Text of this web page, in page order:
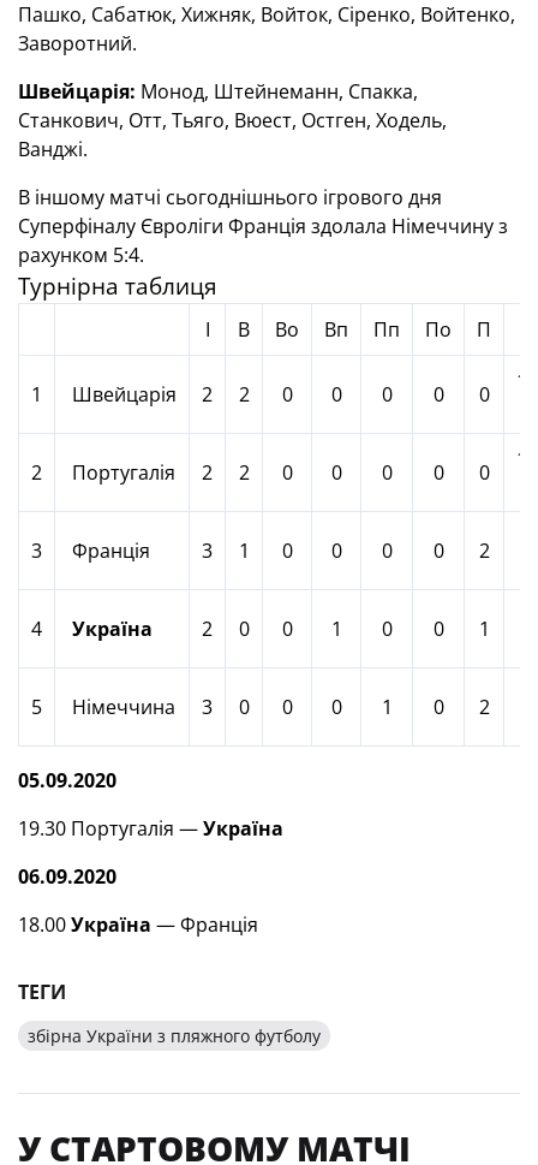
Пашко, Сабатюк, Хижняк, Войток, Сіренко, Войтенко,
Заворотний.
Швейцарія: Монод, Штейнеманн, Спакка,
Станкович, Отт, Тьяго, Вюест, Остген, Ходель,
Ванджі.
В іншому матчі сьогоднішнього ігрового дня
Суперфіналу Євроліги Франція здолала Німеччину з
рахунком 5:4.
Турнірна таблиця
І В Во Вп Пп По П
1 Швейцарія 2 2 0 0 0 0 0
2 Португалія 2 2 0 0 0 0 0
3 Франція 3 1 0 0 0 0 2
4 Україна 2 0 0 1 0 0 1
5 Німеччина 3 0 0 0 1 0 2
05.09.2020
19.30 Португалія —Україна
06.09.2020
18.00Україна — Франція
ТЕГИ
збірна України з пляжного футболу
У СТАРТОВОМУ МАТЧІ